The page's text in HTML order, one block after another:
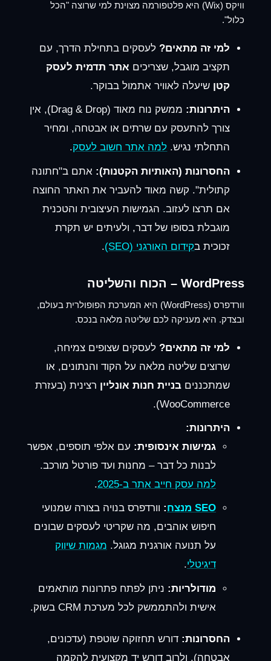
וויקס (Wix) היא פלטפורמה מצוינת למי שרוצה "הכל
כלול".
למי זה מתאים? לעסקים בתחילת הדרך, עם
תקציב מוגבל, שצריכים אתר תדמית לעסק
קטן שיעלה לאוויר אתמול בבוקר.
היתרונות:
ממשק נוח מאוד (Drag & Drop), אין
צורך להתעסק עם שרתים או אבטחה, ומחיר
התחלתי נגיש. למה אתר חשוב לעסק.
החסרונות (האותיות הקטנות): אתם ב"חתונה
קתולית". קשה מאוד להעביר את האתר החוצה
אם תרצו לעזוב. הגמישות העיצובית והטכנית
מוגבלת בסופו של דבר, ולעיתים יש תקרת
זכוכית בקידום האורגני (SEO) .
WordPress – הכוח והשליטה
וורדפרס (WordPress) היא המערכת הפופולרית בעולם,
ובצדק. היא מעניקה לכם שליטה מלאה בנכס.
למי זה מתאים? לעסקים שצופים צמיחה,
שרוצים שליטה מלאה על הקוד והנתונים, או
שמתכננים בניית חנות אונליין רצינית (בעזרת
WooCommerce).
היתרונות:
גמישות אינסופית: עם אלפי תוספים, אפשר
לבנות כל דבר – מחנות ועד פורטל מורכב.
למה עסק חייב אתר ב-2025
.
SEO מנצח : וורדפרס בנויה בצורה שמנועי
חיפוש אוהבים, מה שקריטי לעסקים שבונים
על תנועה אורגנית מגוגל. מגמות שיווק
דיגיטלי.
מודולריות: ניתן לפתח פתרונות מותאמים
אישית ולהתממשק לכל מערכת CRM בשוק.
החסרונות: דורש תחזוקה שוטפת (עדכונים,
אבטחה), ולרוב דורש יד מקצועית להקמה